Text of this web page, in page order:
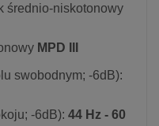
średnio-niskotonowy
MPD III
swobodnym; -6dB):
-6dB): 44 Hz - 60